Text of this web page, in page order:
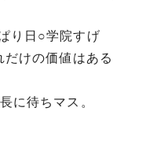
り日○学院すげ
だけの価値はある
に待ちマス。